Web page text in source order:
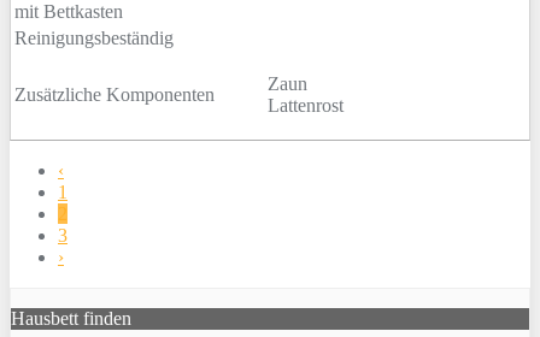
mit Bettkasten
Reinigungsbeständig
Zusätzliche Komponenten
Zaun
Lattenrost
‹
1
2
3
›
Hausbett finden